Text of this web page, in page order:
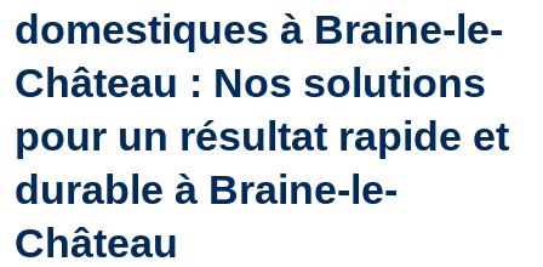
domestiques à Braine-le-
Château : Nos solutions
pour un résultat rapide et
durable à Braine-le-
Château